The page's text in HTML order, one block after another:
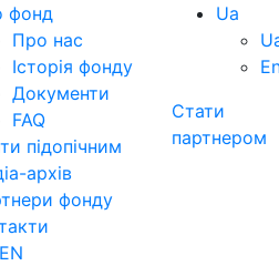
фонд
Про нас
Історія фонду
Документи
FAQ
підопічним
архів
фонду
EN
Ua
Стати
партнером